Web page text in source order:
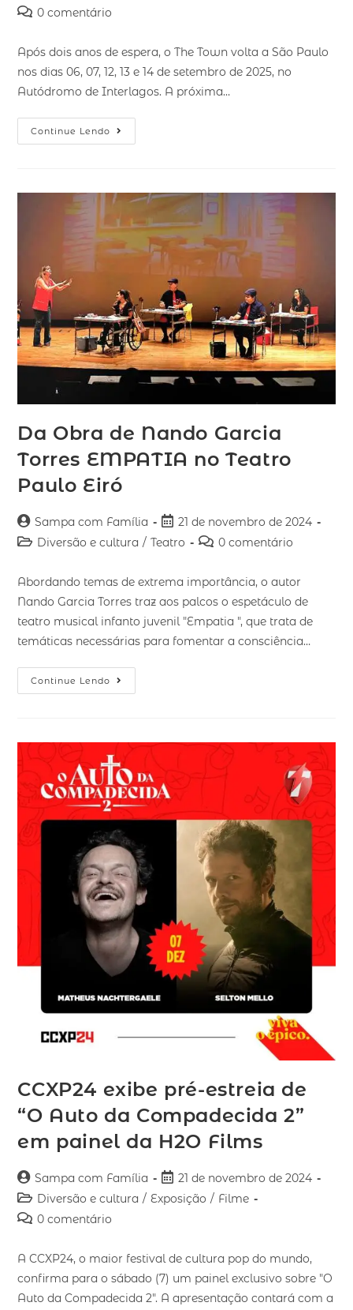
0 comentário
Após dois anos de espera, o The Town volta a São Paulo
nos dias 06, 07, 12, 13 e 14 de setembro de 2025, no
Autódromo de Interlagos. A próxima…
Continue Lendo
Da Obra de Nando Garcia
Torres EMPATIA no Teatro
Paulo Eiró
Sampa com Família
21 de novembro de 2024
Diversão e cultura / Teatro 0 comentário
Abordando temas de extrema importância, o autor
Nando Garcia Torres traz aos palcos o espetáculo de
teatro musical infanto juvenil "Empatia ", que trata de
temáticas necessárias para fomentar a consciência…
Continue Lendo
CCXP24 exibe pré-estreia de
“O Auto da Compadecida 2”
em painel da H2O Films
Sampa com Família
21 de novembro de 2024
Diversão e cultura / Exposição / Filme
0 comentário
A CCXP24, o maior festival de cultura pop do mundo,
confirma para o sábado (7) um painel exclusivo sobre "O
Auto da Compadecida 2". A apresentação contará com a